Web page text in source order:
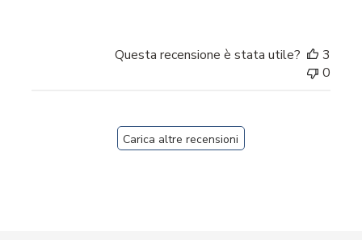
Questa recensione è stata utile?
3
0
Carica altre recensioni